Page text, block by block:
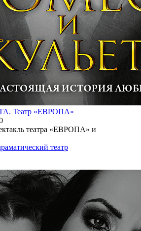
Театр «ЕВРОПА»
театра «ЕВРОПА» и
театр